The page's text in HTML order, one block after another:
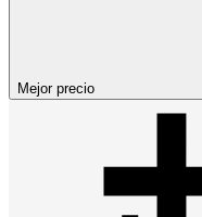
Mejor precio